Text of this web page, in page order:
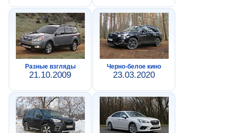
Разные взгляды
21.10.2009
Черно-белое кино
23.03.2020